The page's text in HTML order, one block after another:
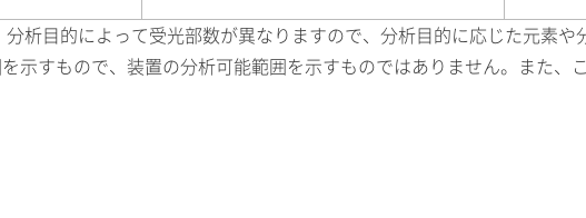
析目的によって受光部数が異なりますので、分析目的に応じた元素
示すもので、装置の分析可能範囲を示すものではありません。また、